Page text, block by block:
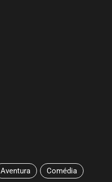
Aventura Comédia